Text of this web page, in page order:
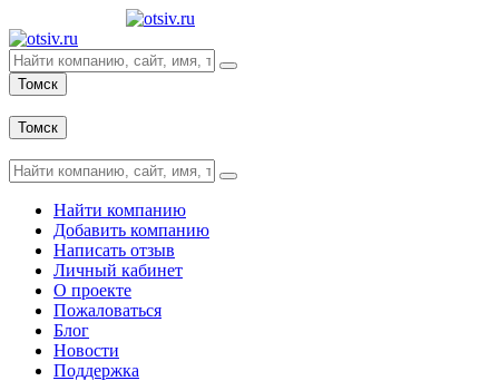
Томск
Томск
Найти компанию
Добавить компанию
Написать отзыв
Личный кабинет
О проекте
Пожаловаться
Блог
Новости
Поддержка